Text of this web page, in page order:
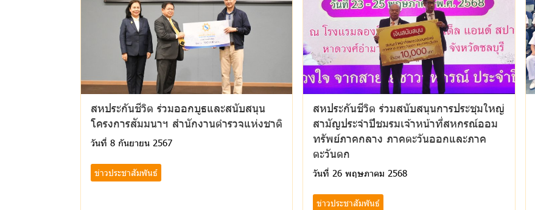
สหประกันชีวิต ร่วมออกบูธและสนับสนุน
โครงการสัมมนาฯ สำนักงานตำรวจแห่งชาติ
วันที่ 8 กันยายน 2567
ข่าวประชาสัมพันธ์
สหประกันชีวิต ร่วมสนับสนุนการประชุมใหญ่
สามัญประจำปีชมรมเจ้าหน้าที่สหกรณ์ออม
ทรัพย์ภาคกลาง ภาคตะวันออกและภาค
ตะวันตก
วันที่ 26 พฤษภาคม 2568
ข่าวประชาสัมพันธ์